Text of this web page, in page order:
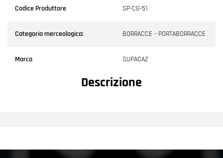
Codice Produttore SP-CG-51
Categoria merceologica: BORRACCE - PORTABORRACCE
Marca SUPACAZ
Descrizione